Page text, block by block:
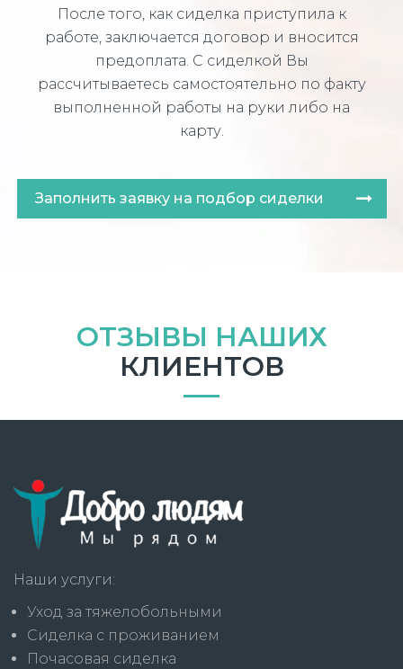
После того, как сиделка приступила к
работе, заключается договор и вносится
предоплата. С сиделкой Вы
рассчитываетесь самостоятельно по факту
выполненной работы на руки либо на
карту.
Заполнить заявку на подбор сиделки
ОТЗЫВЫ НАШИХ
КЛИЕНТОВ
Наши услуги:
Уход за тяжелобольными
Сиделка с проживанием
Почасовая сиделка